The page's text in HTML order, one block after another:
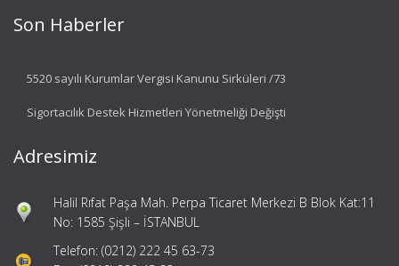
Son Haberler
5520 sayılı Kurumlar Vergisi Kanunu Sirküleri /73
Sigortacılık Destek Hizmetleri Yönetmeliği Değişti
Adresimiz
Halil Rıfat Paşa Mah. Perpa Ticaret Merkezi B Blok Kat:11
No: 1585 Şişli – İSTANBUL
Telefon: (0212) 222 45 63-73